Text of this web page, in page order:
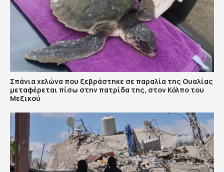
Σπάνια χελώνα που ξεβράστηκε σε παραλία της Ουαλίας
μεταφέρεται πίσω στην πατρίδα της, στον Κόλπο του
Μεξικού